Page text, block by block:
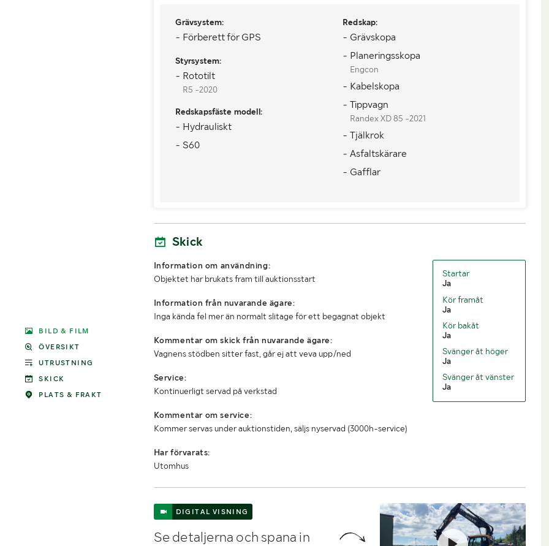
BILD & FILM
ÖVERSIKT
UTRUSTNING
SKICK
PLATS & FRAKT
Grävsystem:
- Förberett för GPS
Styrsystem:
- Rototilt
R5 -2020
Redskapsfäste modell:
- Hydrauliskt
- S60
Redskap:
- Grävskopa
- Planeringsskopa
Engcon
- Kabelskopa
- Tippvagn
Randex XD 85 -2021
- Tjälkrok
- Asfaltskärare
- Gafflar
Skick
Information om användning:
Objektet har brukats fram till auktionsstart
Information från nuvarande ägare:
Inga kända fel mer än normalt slitage för ett begagnat objekt
Kommentar om skick från nuvarande ägare:
Vagnens stödben sitter fast, går ej att veva upp/ned
Service:
Kontinuerligt servad på verkstad
Kommentar om service:
Kommer servas under auktionstiden, säljs nyservad (3000h-service)
Har förvarats:
Utomhus
Startar
Ja
Kör framåt
Ja
Kör bakåt
Ja
Svänger åt höger
Ja
Svänger åt vänster
Ja
DIGITAL VISNING
Se detaljerna och spana in